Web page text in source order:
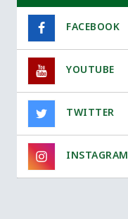
FACEBOOK
YOUTUBE
TWITTER
INSTAGRAM